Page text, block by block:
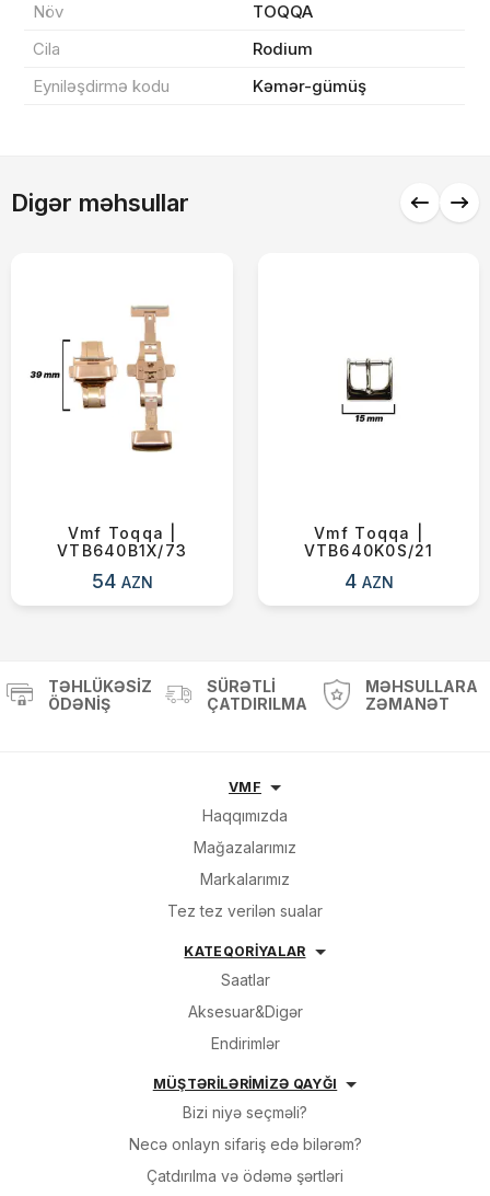
Növ
TOQQA
Cila
Rodium
Eyniləşdirmə kodu
Kəmər-gümüş
Digər məhsullar
Vmf Toqqa |
VTB640B1X/73
54 AZN
Vmf Toqqa |
VTB640K0S/21
4 AZN
Sifarişin detalları
Çatdırılma 0 ₼
Alış-verişə davam et
TƏHLÜKƏSIZ
ÖDƏNIŞ
SÜRƏTLI
ÇATDIRILMA
MƏHSULLARA
ZƏMANƏT
VMF
Haqqımızda
Mağazalarımız
Markalarımız
Tez tez verilən sualar
KATEQORİYALAR
Saatlar
Aksesuar&Digər
Endirimlər
MÜŞTƏRİLƏRİMİZƏ QAYĞI
Bizi niyə seçməli?
Necə onlayn sifariş edə bilərəm?
Çatdırılma və ödəmə şərtləri